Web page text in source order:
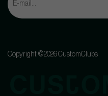
Copyright ©2026 CustomClubs